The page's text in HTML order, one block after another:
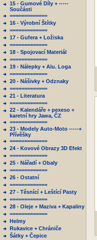
15 - Gumové Díly + -----
Součásti
=============
16 - Výrobní Štítky
=============
17 - Gufera + Ložiska
=============
18 - Spojovací Materiál
=============
19 - Nálepky + Alu. Loga
=============
20 - Nášivky + Odznaky
=============
21 - Literatura
=============
22 - Kalendáře + pexeso +
karetní hry Jawa, ČZ
=============
23 - Modely Auto-Moto -----+
Přívěšky
=============
24 - Kovové Obrazy 3D Efekt
=============
25 - Nářadí + Obaly
=============
26 - Ostatní
=============
27 - Těsnící + Leštící Pasty
=============
28 - Oleje + Maziva + Kapaliny
=============
Helmy
Rukavice + Chrániče
Šátky + Čepice